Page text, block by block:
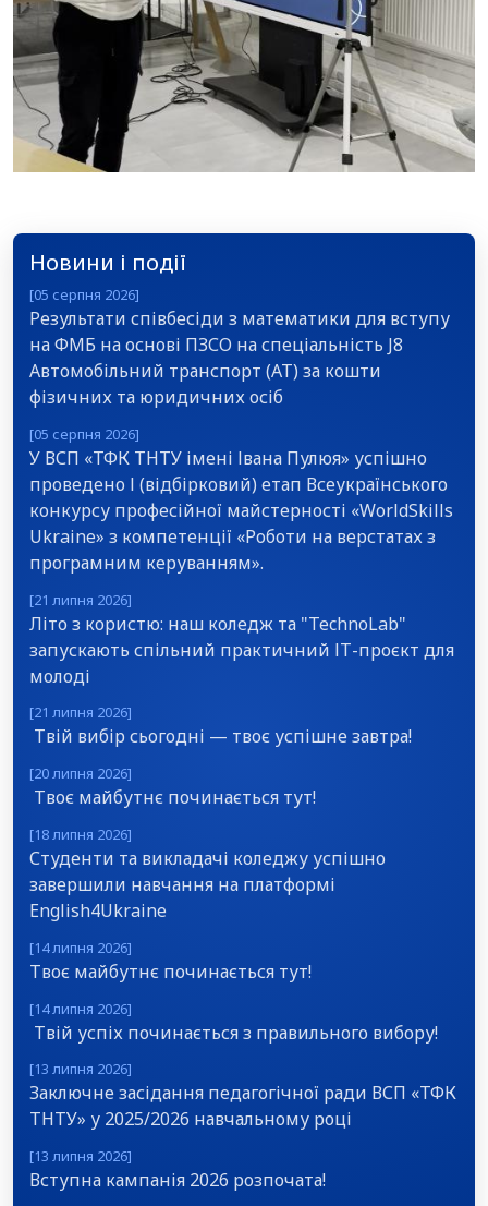
Новини і події
[05 серпня 2026]
Результати співбесіди з математики для вступу
на ФМБ на основі ПЗСО на спеціальність J8
Автомобільний транспорт (АТ) за кошти
фізичних та юридичних осіб
[05 серпня 2026]
У ВСП «ТФК ТНТУ імені Івана Пулюя» успішно
проведено І (відбірковий) етап Всеукраїнського
конкурсу професійної майстерності «WorldSkills
Ukraine» з компетенції «Роботи на верстатах з
програмним керуванням».
[21 липня 2026]
Літо з користю: наш коледж та "TechnoLab"
запускають спільний практичний ІТ-проєкт для
молоді
[21 липня 2026]
Твій вибір сьогодні — твоє успішне завтра!
[20 липня 2026]
Твоє майбутнє починається тут!
[18 липня 2026]
Студенти та викладачі коледжу успішно
завершили навчання на платформі
English4Ukraine
[14 липня 2026]
Твоє майбутнє починається тут!
[14 липня 2026]
Твій успіх починається з правильного вибору!
[13 липня 2026]
Заключне засідання педагогічної ради ВСП «ТФК
ТНТУ» у 2025/2026 навчальному році
[13 липня 2026]
Вступна кампанія 2026 розпочата!